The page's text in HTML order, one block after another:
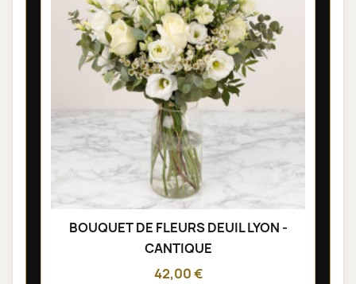
BOUQUET DE FLEURS DEUIL LYON -
CANTIQUE
42,00 €